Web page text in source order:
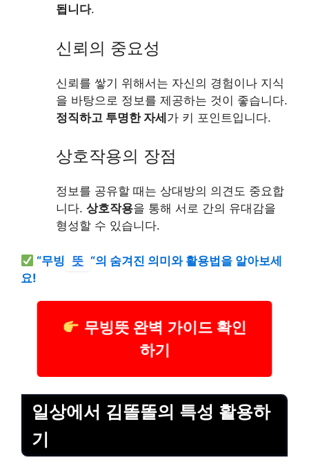
됩니다.
신뢰의 중요성
신뢰를 쌓기 위해서는 자신의 경험이나 지식
을 바탕으로 정보를 제공하는 것이 좋습니다.
정직하고 투명한 자세가 키 포인트입니다.
상호작용의 장점
정보를 공유할 때는 상대방의 의견도 중요합
니다. 상호작용을 통해 서로 간의 유대감을
형성할 수 있습니다.
“무빙 뜻 “의 숨겨진 의미와 활용법을 알아보세
요!
무빙뜻 완벽 가이드 확인
하기
일상에서 김똘똘의 특성 활용하
기